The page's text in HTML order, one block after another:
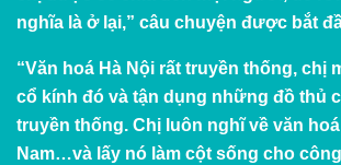
nghĩa là ở lại,” câu chuyện được bắt
“Văn hoá Hà Nội rất truyền thống, chị
cổ kính đó và tận dụng những đồ thủ
truyền thống. Chị luôn nghĩ về văn
Nam…và lấy nó làm cột sống cho